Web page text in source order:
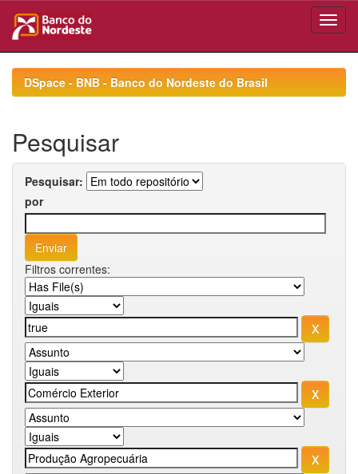
navigationDSpace - BNB - Banco do Nordeste do Brasil
Pesquisar
Pesquisar:
por
Filtros correntes: